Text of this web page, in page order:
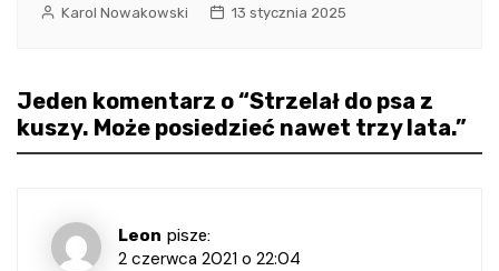
Karol Nowakowski 13 stycznia 2025
Jeden komentarz o “Strzelał do psa z
kuszy. Może posiedzieć nawet trzy lata.”
Leon pisze:
2 czerwca 2021 o 22:04